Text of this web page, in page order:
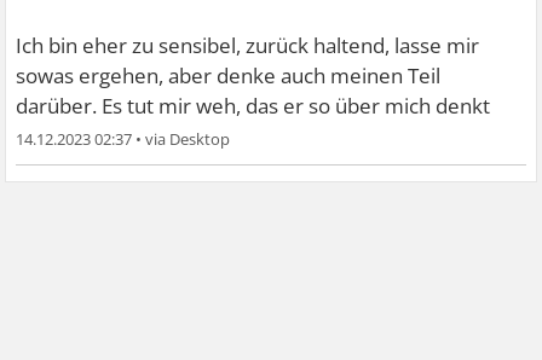
Ich bin eher zu sensibel, zurück haltend, lasse mir
sowas ergehen, aber denke auch meinen Teil
darüber. Es tut mir weh, das er so über mich denkt
14.12.2023 02:37 •